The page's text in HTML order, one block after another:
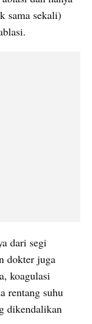
sama sekali)
dari segi
dokter juga
koagulasi
rentang suhu
dikendalikan